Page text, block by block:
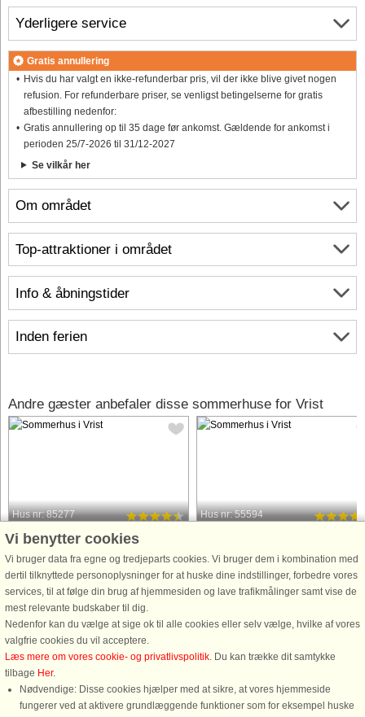
Om området
Info & åbningstider
Inden ferien
Yderligere service
Gratis annullering
Hvis du har valgt en ikke-refunderbar pris, vil der ikke blive givet nogen
refusion. For refunderbare priser, se venligst betingelserne for gratis
afbestilling nedenfor:
Gratis annullering op til 35 dage før ankomst. Gældende for ankomst i
perioden 25/7-2026 til 31/12-2027
Se vilkår her
Top-attraktioner i området
Andre gæster anbefaler disse sommerhuse for Vrist
Hus nr: 85277
Vrist
12 personer, 200 m²
50 m til kyst.
Særdeles energivenligt hus.
Varmepumpe fra 2015 gør både
opvarmning af huset og ikke mindst
opvarmning af poolen markant
billigere. Som gæst har I gratis
adgang til motionscenter og
internetcafé i Harboøre ...
Hus nr: 55594
12 personer, 162 m²
50 m til kyst.
I første række bag klitterne finder I
både indendørs spabad og et dejligt
fra det brusende Vesterhavet. Huset
Vi benytter cookies
Vi bruger data fra egne og tredjeparts cookies. Vi bruger dem i kombination med
dertil tilknyttede personoplysninger for at huske dine indstillinger, forbedre vores
services, til at følge din brug af hjemmesiden og lave trafikmålinger samt vise de
mest relevante budskaber til dig.
Nedenfor kan du vælge at sige ok til alle cookies eller selv vælge, hvilke af vores
valgfrie cookies du vil acceptere.
Læs mere om vores cookie- og privatlivspolitik. Du kan trække dit samtykke
tilbage Her.
Nødvendige: Disse cookies hjælper med at sikre, at vores hjemmeside
fungerer ved at aktivere grundlæggende funktioner som for eksempel huske